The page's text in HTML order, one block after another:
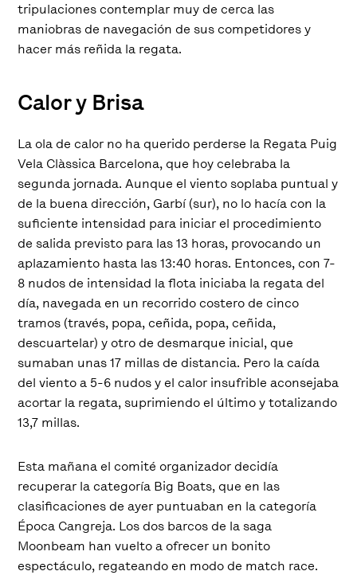
tripulaciones contemplar muy de cerca las
maniobras de navegación de sus competidores y
hacer más reñida la regata.
Calor y Brisa
La ola de calor no ha querido perderse la Regata Puig
Vela Clàssica Barcelona, que hoy celebraba la
segunda jornada. Aunque el viento soplaba puntual y
de la buena dirección, Garbí (sur), no lo hacía con la
suficiente intensidad para iniciar el procedimiento
de salida previsto para las 13 horas, provocando un
aplazamiento hasta las 13:40 horas. Entonces, con 7-
8 nudos de intensidad la flota iniciaba la regata del
día, navegada en un recorrido costero de cinco
tramos (través, popa, ceñida, popa, ceñida,
descuartelar) y otro de desmarque inicial, que
sumaban unas 17 millas de distancia. Pero la caída
del viento a 5-6 nudos y el calor insufrible aconsejaba
acortar la regata, suprimiendo el último y totalizando
13,7 millas.
Esta mañana el comité organizador decidía
recuperar la categoría Big Boats, que en las
clasificaciones de ayer puntuaban en la categoría
Época Cangreja. Los dos barcos de la saga
Moonbeam han vuelto a ofrecer un bonito
espectáculo, regateando en modo de match race.